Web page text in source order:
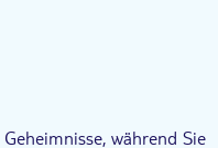
während Sie